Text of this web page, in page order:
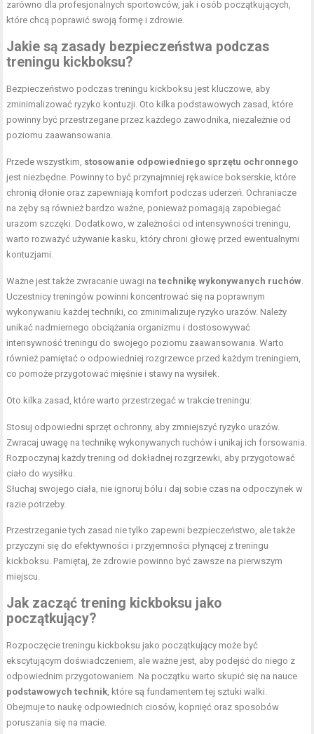
zarówno dla profesjonalnych sportowców, jak i osób początkujących,
które chcą poprawić swoją formę i zdrowie.
Jakie są zasady bezpieczeństwa podczas
treningu kickboksu?
Bezpieczeństwo podczas treningu kickboksu jest kluczowe, aby
zminimalizować ryzyko kontuzji. Oto kilka podstawowych zasad, które
powinny być przestrzegane przez każdego zawodnika, niezależnie od
poziomu zaawansowania.
Przede wszystkim, stosowanie odpowiedniego sprzętu ochronnego
jest niezbędne. Powinny to być przynajmniej rękawice bokserskie, które
chronią dłonie oraz zapewniają komfort podczas uderzeń. Ochraniacze
na zęby są również bardzo ważne, ponieważ pomagają zapobiegać
urazom szczęki. Dodatkowo, w zależności od intensywności treningu,
warto rozważyć używanie kasku, który chroni głowę przed ewentualnymi
kontuzjami.
Ważne jest także zwracanie uwagi natechnikę wykonywanych ruchów
Uczestnicy treningów powinni koncentrować się na poprawnym
wykonywaniu każdej techniki, co zminimalizuje ryzyko urazów. Należy
unikać nadmiernego obciążania organizmu i dostosowywać
intensywność treningu do swojego poziomu zaawansowania. Warto
również pamiętać o odpowiedniej rozgrzewce przed każdym treningiem,
co pomoże przygotować mięśnie i stawy na wysiłek.
Oto kilka zasad, które warto przestrzegać w trakcie treningu:
Stosuj odpowiedni sprzęt ochronny, aby zmniejszyć ryzyko urazów.
Zwracaj uwagę na technikę wykonywanych ruchów i unikaj ich forsowania.
Rozpoczynaj każdy trening od dokładnej rozgrzewki, aby przygotować
ciało do wysiłku.
Słuchaj swojego ciała, nie ignoruj bólu i daj sobie czas na odpoczynek w
razie potrzeby.
Przestrzeganie tych zasad nie tylko zapewni bezpieczeństwo, ale także
przyczyni się do efektywności i przyjemności płynącej z treningu
kickboksu. Pamiętaj, że zdrowie powinno być zawsze na pierwszym
miejscu.
Jak zacząć trening kickboksu jako
początkujący?
Rozpoczęcie treningu kickboksu jako początkujący może być
ekscytującym doświadczeniem, ale ważne jest, aby podejść do niego z
odpowiednim przygotowaniem. Na początku warto skupić się na nauce
podstawowych technik , które są fundamentem tej sztuki walki.
Obejmuje to naukę odpowiednich ciosów, kopnięć oraz sposobów
poruszania się na macie.